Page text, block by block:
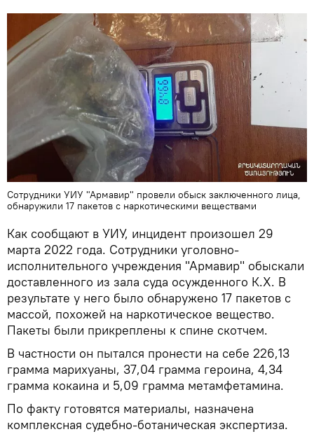
Сотрудники УИУ "Армавир" провели обыск заключенного лица,
обнаружили 17 пакетов с наркотическими веществами
Как сообщают в УИУ, инцидент произошел 29
марта 2022 года. Сотрудники уголовно-
исполнительного учреждения "Армавир" обыскали
доставленного из зала суда осужденного К.Х. В
результате у него было обнаружено 17 пакетов с
массой, похожей на наркотическое вещество.
Пакеты были прикреплены к спине скотчем.
В частности он пытался пронести на себе 226,13
грамма марихуаны, 37,04 грамма героина, 4,34
грамма кокаина и 5,09 грамма метамфетамина.
По факту готовятся материалы, назначена
комплексная судебно-ботаническая экспертиза.